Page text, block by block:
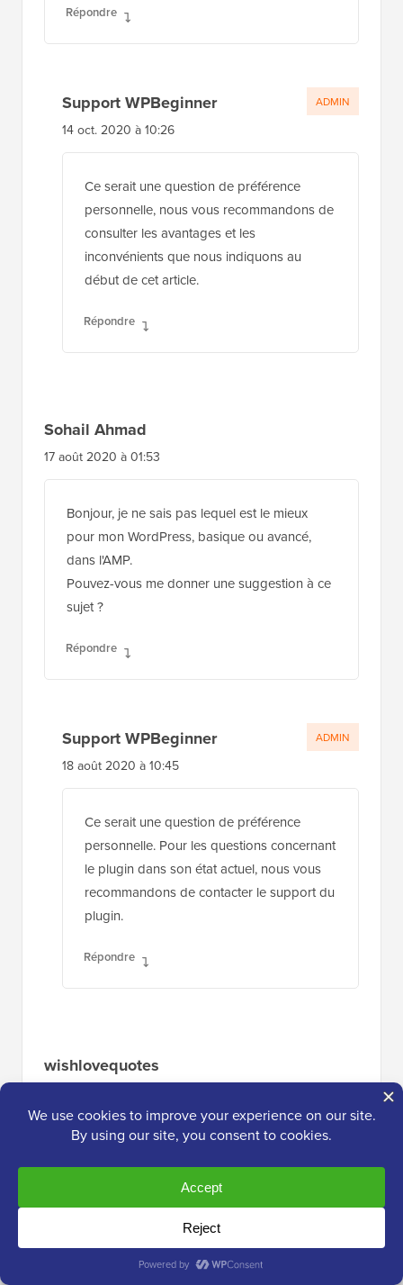
Répondre
Support WPBeginner
14 oct. 2020 à 10:26
Ce serait une question de préférence
personnelle, nous vous recommandons de
consulter les avantages et les
inconvénients que nous indiquons au
début de cet article.
Répondre
ADMIN
Sohail Ahmad
17 août 2020 à 01:53
Bonjour, je ne sais pas lequel est le mieux
pour mon WordPress, basique ou avancé,
dans l'AMP.
Pouvez-vous me donner une suggestion à ce
sujet ?
Répondre
Support WPBeginner
18 août 2020 à 10:45
Ce serait une question de préférence
personnelle. Pour les questions concernant
le plugin dans son état actuel, nous vous
recommandons de contacter le support du
plugin.
Répondre
ADMIN
wishlovequotes
Bonjour Admin.
Je rencontre des problèmes d'AMP avec mon
J'ai tout essayé ce que je connais, mais ça ne
marche pas car les erreurs continuent
d'augmenter sur ma console de recherche.